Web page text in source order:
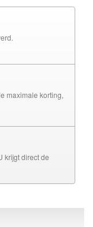
maximale korting,
krijgt direct de